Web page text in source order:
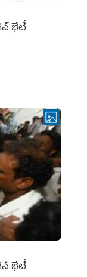
భేటీ
భేటీ